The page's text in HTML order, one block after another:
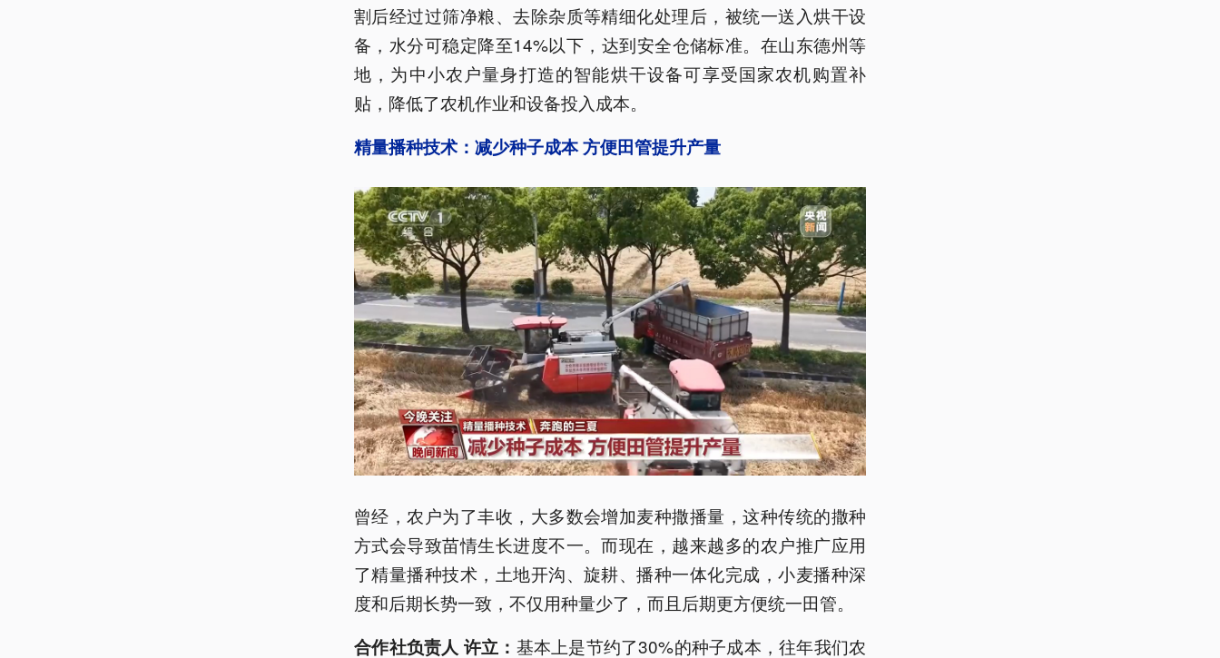
割后经过过筛净粮、去除杂质等精细化处理后，被统一送入烘干设
备，水分可稳定降至14%以下，达到安全仓储标准。在山东德州等
地，为中小农户量身打造的智能烘干设备可享受国家农机购置补
贴，降低了农机作业和设备投入成本。
精量播种技术：减少种子成本 方便田管提升产量
曾经，农户为了丰收，大多数会增加麦种撒播量，这种传统的撒种
方式会导致苗情生长进度不一。而现在，越来越多的农户推广应用
了精量播种技术，土地开沟、旋耕、播种一体化完成，小麦播种深
度和后期长势一致，不仅用种量少了，而且后期更方便统一田管。
合作社负责人 许立： 基本上是节约了30%的种子成本，往年我们农